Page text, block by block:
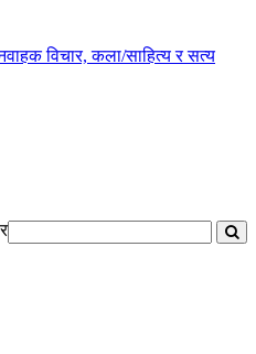
विचार, कला/साहित्य र सत्य